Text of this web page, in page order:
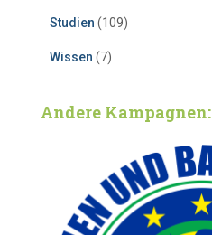
Studien (109)
Wissen (7)
Andere Kampagnen: